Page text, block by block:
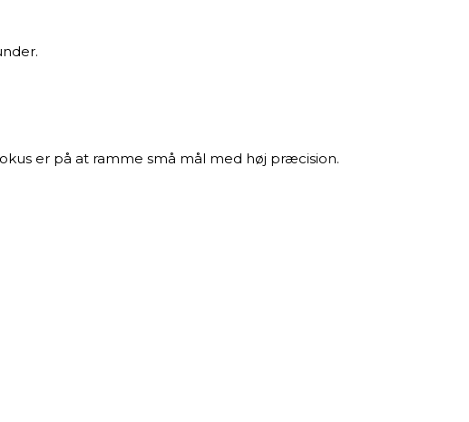
er på at ramme små mål med høj præcision.